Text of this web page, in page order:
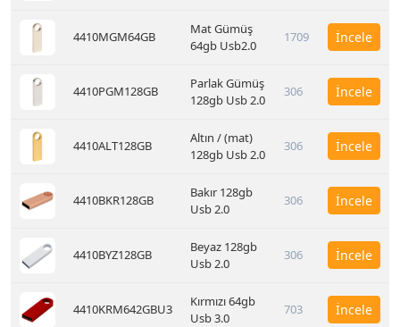
4410MGM64GB
Mat Gümüş
64gb Usb2.0
1709 İncele
4410PGM128GB
Parlak Gümüş
128gb Usb 2.0
306 İncele
4410ALT128GB
Altın / (mat)
128gb Usb 2.0
306 İncele
4410BKR128GB
Bakır 128gb
Usb 2.0
306 İncele
4410BYZ128GB
Beyaz 128gb
Usb 2.0
306 İncele
4410KRM642GBU3
Kırmızı 64gb
Usb 3.0
703 İncele